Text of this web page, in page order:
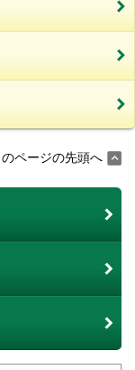
のページの先頭へ